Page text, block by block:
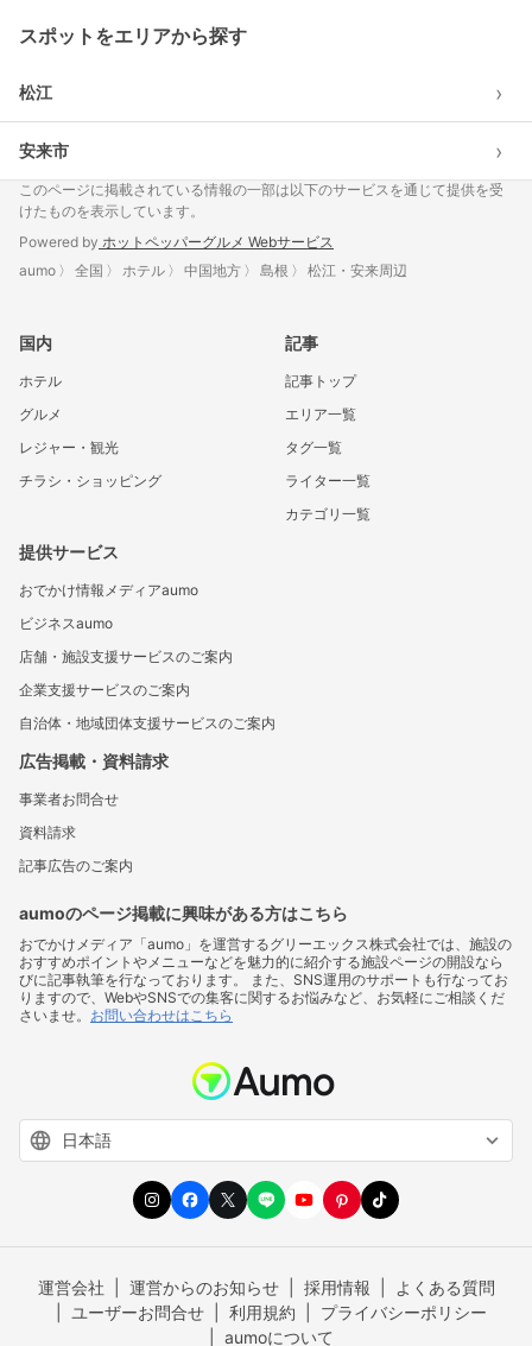
スポットをエリアから探す
松江 ›
安来市 ›
このページに掲載されている情報の一部は以下のサービスを通じて提供を受
けたものを表示しています。
Powered by ホットペッパーグルメ Webサービス
aumo
全国 ホテル 中国地方 島根 松江・安来周辺
国内
ホテル
グルメ
レジャー・観光
チラシ・ショッピング
記事
記事トップ
エリア一覧
タグ一覧
ライター一覧
カテゴリ一覧
提供サービス
おでかけ情報メディアaumo
ビジネスaumo
店舗・施設支援サービスのご案内
企業支援サービスのご案内
自治体・地域団体支援サービスのご案内
広告掲載・資料請求
事業者お問合せ
資料請求
記事広告のご案内
aumoのページ掲載に興味がある方はこちら
おでかけメディア「aumo」を運営するグリーエックス株式会社では、施設の
おすすめポイントやメニューなどを魅力的に紹介する施設ページの開設なら
びに記事執筆を行なっております。 また、SNS運用のサポートも行なってお
りますので、WebやSNSでの集客に関するお悩みなど、お気軽にご相談くだ
さいませ。 お問い合わせはこちら
運営会社 運営からのお知らせ 採用情報
よくある質問
ユーザーお問合せ
利用規約
プライバシーポリシー
aumoについて